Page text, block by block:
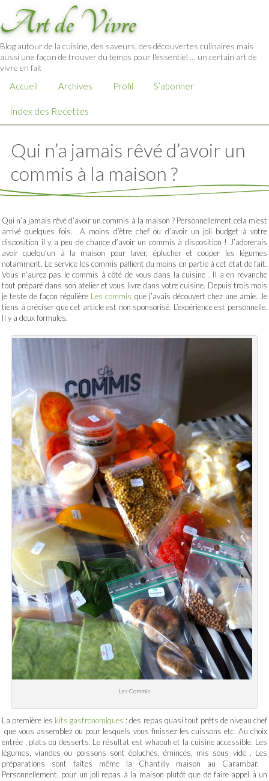
Art de Vivre
Blog autour de la cuisine, des saveurs, des découvertes culinaires mais
aussi une façon de trouver du temps pour l'essentiel … un certain art de
vivre en fait
Accueil Archives Profil S’abonner
Index des Recettes
Qui n’a jamais rêvé d’avoir un
commis à la maison ?
Qui n’a jamais rêvé d’avoir un commis à la maison ? Personnellement cela m’est
arrivé quelques fois. A moins d’être chef ou d’avoir un joli budget à votre
disposition il y a peu de chance d’avoir un commis à disposition ! J’adorerais
avoir quelqu’un à la maison pour laver, éplucher et couper les légumes
notamment. Le service les commis pallient du moins en partie à cet état de fait.
Vous n’aurez pas le commis à côté de vous dans la cuisine . Il a en revanche
tout préparé dans son atelier et vous livre dans votre cuisine. Depuis trois mois
je teste de façon régulière Les commis que j’avais découvert chez une amie. Je
tiens à préciser que cet article est non sponsorisé. L’expérience est personnelle.
Il y a deux formules.
Les Commis
La première les kits gastronomiques : des repas quasi tout prêts de niveau chef
que vous assemblez ou pour lesquels vous finissez les cuissons etc. Au choix
entrée , plats ou desserts. Le résultat est whaouh et la cuisine accessible. Les
légumes, viandes ou poissons sont épluchés, émincés, mis sous vide . Les
préparations sont faîtes même la Chantilly maison au Carambar.
Personnellement, pour un joli repas à la maison plutôt que de faire appel à un